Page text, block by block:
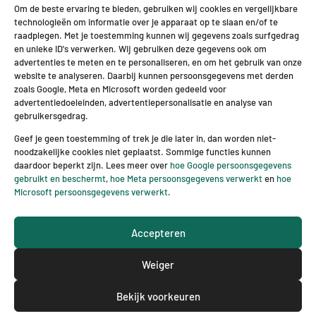
Om de beste ervaring te bieden, gebruiken wij cookies en vergelijkbare
technologieën om informatie over je apparaat op te slaan en/of te
raadplegen. Met je toestemming kunnen wij gegevens zoals surfgedrag
en unieke ID's verwerken. Wij gebruiken deze gegevens ook om
advertenties te meten en te personaliseren, en om het gebruik van onze
website te analyseren. Daarbij kunnen persoonsgegevens met derden
zoals Google, Meta en Microsoft worden gedeeld voor
advertentiedoeleinden, advertentiepersonalisatie en analyse van
gebruikersgedrag.
Geef je geen toestemming of trek je die later in, dan worden niet-
noodzakelijke cookies niet geplaatst. Sommige functies kunnen
daardoor beperkt zijn. Lees meer over hoe Google persoonsgegevens
gebruikt en beschermt, hoe Meta persoonsgegevens verwerkten hoe
Microsoft persoonsgegevens verwerkt.
Accepteren
Weiger
Bekijk voorkeuren
G
D
P
R
o
v
e
r
e
e
n
k
o
s
Ik stem ermee in dat deze site mijn
ingediende informatie opslaat zodat zij op
mijn vraag kunnen reageren.*
Verzenden
® 2026 BBL transport en logistiek – Website ontwerp &
realisatie door 2BHIP & JTNI